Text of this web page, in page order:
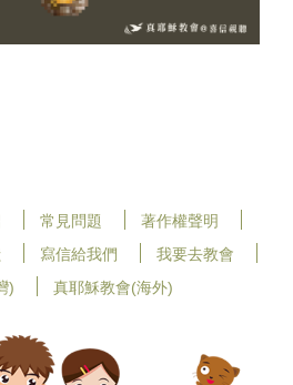
常見問題
著作權聲明
寫信給我們
我要去教會
)
真耶穌教會(海外)